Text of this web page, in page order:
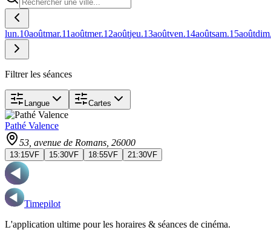
lun.10aoûtmar.11aoûtmer.12aoûtjeu.13aoûtven.14aoûtsam.15août
Filtrer les séances
Langue Cartes
Pathé Valence
53, avenue de Romans , 26000
13:15VF 15:30VF 18:55VF 21:30VF
Timepilot
L'application ultime pour les horaires & séances de cinéma.